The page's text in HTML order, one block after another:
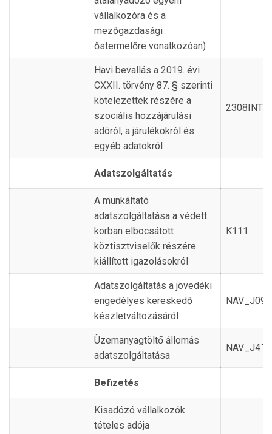
vállalkozóra és a
mezőgazdasági
őstermelőre vonatkozóan)
Havi bevallás a 2019. évi
CXXII. törvény 87. § szerinti
kötelezettek részére a
szociális hozzájárulási
adóról, a járulékokról és
egyéb adatokról
2308INT
Adatszolgáltatás
A munkáltató
adatszolgáltatása a védett
korban elbocsátott
köztisztviselők részére
kiállított igazolásokról
K111
Adatszolgáltatás a jövedéki
engedélyes kereskedő
készletváltozásáról
NAV_J09
Üzemanyagtöltő állomás
adatszolgáltatása
NAV_J41
Befizetés
Kisadózó vállalkozók
tételes adója